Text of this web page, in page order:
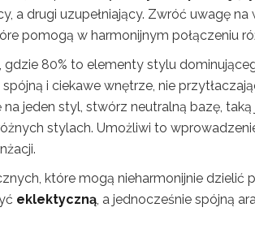
a drugi uzupełniający. Zwróć uwagę na
pomogą w harmonijnym połączeniu
80% to elementy stylu
i ciekawe wnętrze, nie
jeden styl, stwórz neutralną bazę, taką
stylach. Umożliwi to
które mogą nieharmonijnie dzielić
eklektyczną , a jednocześnie spójną